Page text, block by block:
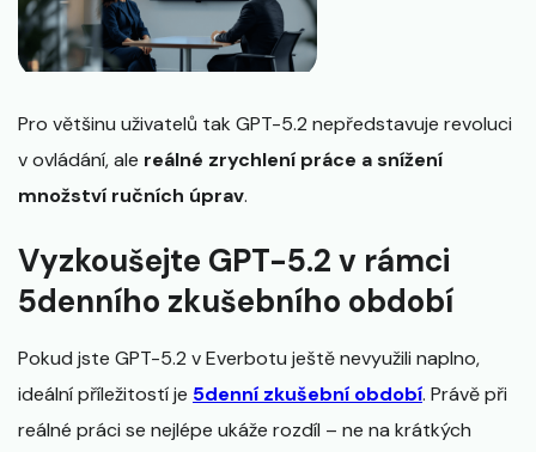
Pro většinu uživatelů tak GPT-5.2 nepředstavuje revoluci
v ovládání, ale reálné zrychlení práce a snížení
množství ručních úprav.
Vyzkoušejte GPT-5.2 v rámci
5denního zkušebního období
Pokud jste GPT-5.2 v Everbotu ještě nevyužili naplno,
ideální příležitostí je 5denní zkušební období. Právě při
reálné práci se nejlépe ukáže rozdíl – ne na krátkých